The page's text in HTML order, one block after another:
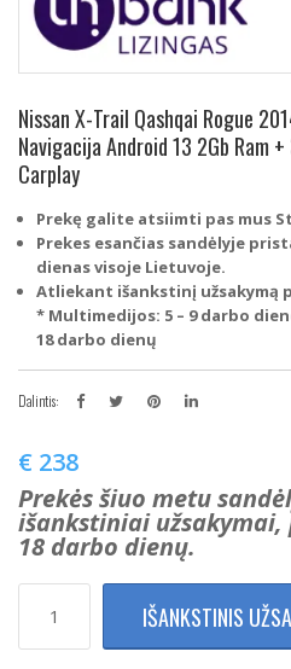
Nissan X-Trail Qashqai Rogue
Navigacija Android 13 2Gb Ram
Carplay
Prekę galite atsiimti pas mus
Prekes esančias sandėlyje
dienas visoje Lietuvoje.
Atliekant išankstinį užsakymą
* Multimedijos: 5 – 9 darbo
18 darbo dienų
Dalintis:
€ 238
Prekės šiuo metu
išankstiniai
18 darbo dienų.
kiekis:
IŠANKSTINIS